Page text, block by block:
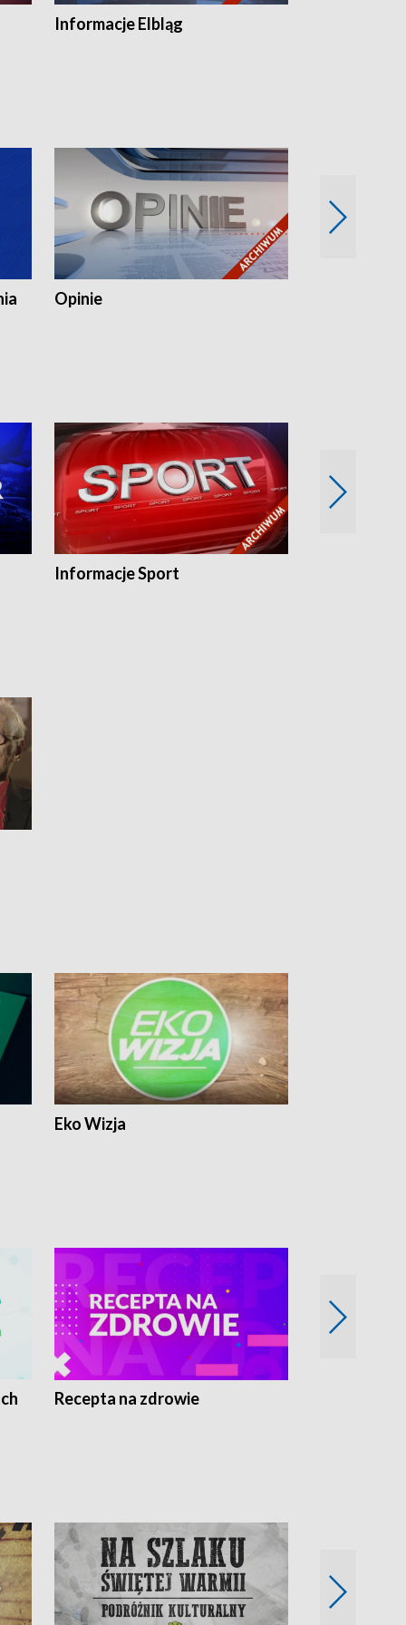
Informacje Elbląg
Opinie
Informacje Sport
Eko Wizja
Recepta na zdrowie